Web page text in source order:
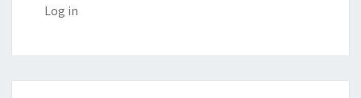
Log in